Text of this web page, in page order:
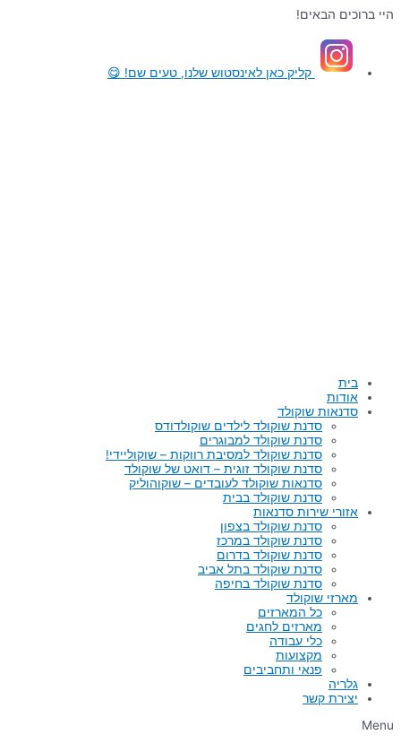
דילוג
היי ברוכים הבאים!
קליק כאן לאינסטוש שלנו, טעים שם! 😋
בית
אודות
סדנאות שוקולד
סדנת שוקולד לילדים שוקולדודס
סדנת שוקולד למבוגרים
סדנת שוקולד למסיבת רווקות – שוקוליידי!
סדנת שוקולד זוגית – דואט של שוקולד
סדנאות שוקולד לעובדים – שוקוהוליק
סדנת שוקולד בבית
אזורי שירות סדנאות
סדנת שוקולד בצפון
סדנת שוקולד במרכז
סדנת שוקולד בדרום
סדנת שוקולד בתל אביב
סדנת שוקולד בחיפה
מארזי שוקולד
כל המארזים
מארזים לחגים
כלי עבודה
מקצועות
פנאי ותחביבים
גלריה
יצירת קשר
Menu